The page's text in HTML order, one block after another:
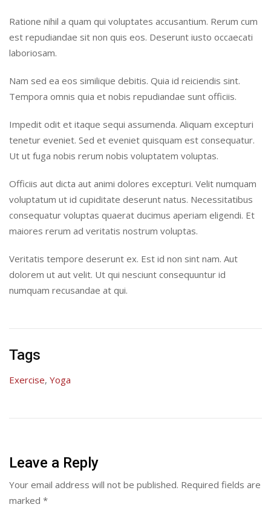
Ratione nihil a quam qui voluptates accusantium. Rerum cum
est repudiandae sit non quis eos. Deserunt iusto occaecati
laboriosam.
Nam sed ea eos similique debitis. Quia id reiciendis sint.
Tempora omnis quia et nobis repudiandae sunt officiis.
Impedit odit et itaque sequi assumenda. Aliquam excepturi
tenetur eveniet. Sed et eveniet quisquam est consequatur.
Ut ut fuga nobis rerum nobis voluptatem voluptas.
Officiis aut dicta aut animi dolores excepturi. Velit numquam
voluptatum ut id cupiditate deserunt natus. Necessitatibus
consequatur voluptas quaerat ducimus aperiam eligendi. Et
maiores rerum ad veritatis nostrum voluptas.
Veritatis tempore deserunt ex. Est id non sint nam. Aut
dolorem ut aut velit. Ut qui nesciunt consequuntur id
numquam recusandae at qui.
Tags
Exercise, Yoga
Leave a Reply
Your email address will not be published. Required fields are
marked *